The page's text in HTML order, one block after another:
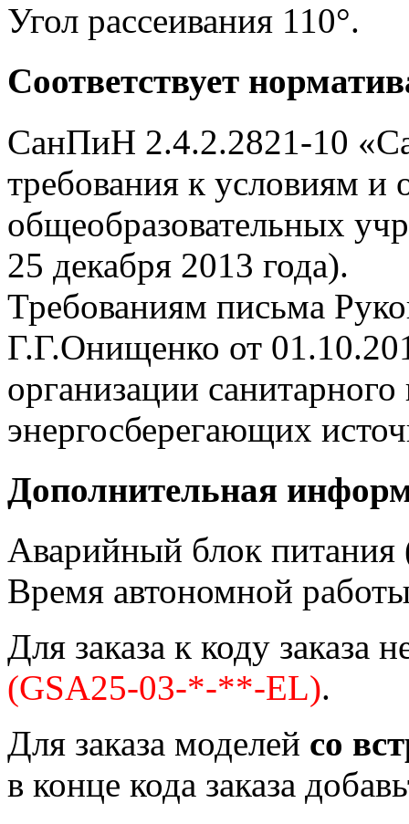
Угол рассеивания 110°.
Соответствует
СанПиН 2.4.2.2821-10
требования к условиям и
общеобразовательных
25 декабря 2013 года).
Требованиям письма
Г.Г.Онищенко от
организации
энергосберегающих
Дополнительная
Аварийный блок питания
Время автономной
Для заказа к коду
(GSA25-03-*-**-EL).
Для заказа моделей со
в конце кода заказа